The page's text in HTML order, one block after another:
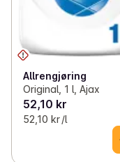
Allrengjøring
Original, 1 l, Ajax
52,10 kr
52,10 kr /l